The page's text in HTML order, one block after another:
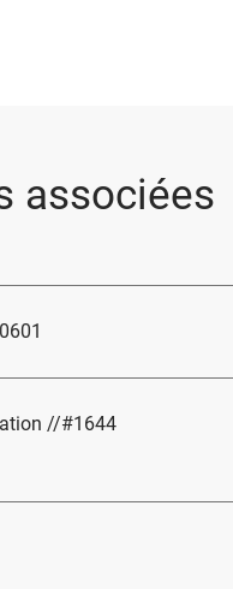
associées
//#1644